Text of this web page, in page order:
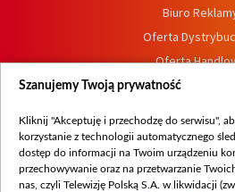
Biuro
Oferta
Oferta
Dostępność
Procedura zgłoszeń
Szanujemy Twoją prywatność
Kliknij "Akceptuję i przechodzę do serwisu",
korzystanie z technologii automatycznego
dostęp do informacji na Twoim urządzeniu
przechowywanie oraz na przetwarzanie
nas, czyli Telewizję Polską S.A. w likwidacji